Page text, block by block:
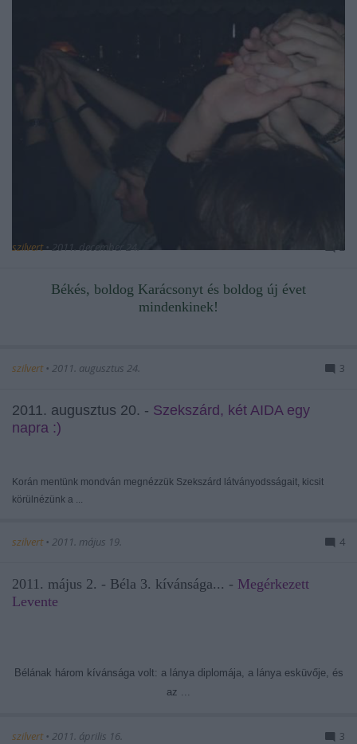
szilvert•2011. december 24. 2
Békés, boldog Karácsonyt és boldog új évet
mindenkinek!
szilvert • 2011. augusztus 24. 3
2011. augusztus 20. - Szekszárd, két AIDA egy
napra :)
Korán mentünk mondván megnézzük Szekszárd látványodsságait, kicsit
körülnézünk a ...
szilvert • 2011. május 19. 4
2011. május 2. - Béla 3. kívánsága... - Megérkezett
Levente
Bélának három kívánsága volt: a lánya diplomája, a lánya esküvője, és
az ...
szilvert • 2011. április 16. 3